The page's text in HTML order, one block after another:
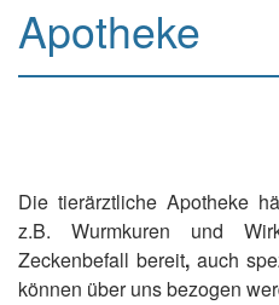
Apotheke
Die tierärztliche Apotheke
z.B. Wurmkuren und
Zeckenbefall bereit, auch
können über uns bezogen